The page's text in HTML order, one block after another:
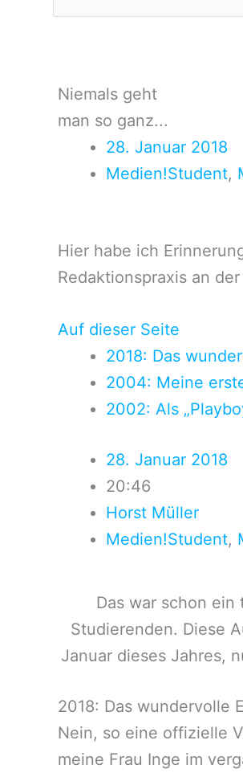
Niemals geht
man so ganz...
28. Januar 2018
Medien!Student,
Hier habe ich
Redaktionspraxis an
Auf dieser Seite
2018: Das
2004: Meine
2002: Als
28. Januar 2018
20:46
Horst Müller
Medien!Student,
Das war schon
Studierenden. Diese
Januar dieses Jahres,
2018: Das wundervolle
Nein, so eine offizielle
meine Frau Inge im